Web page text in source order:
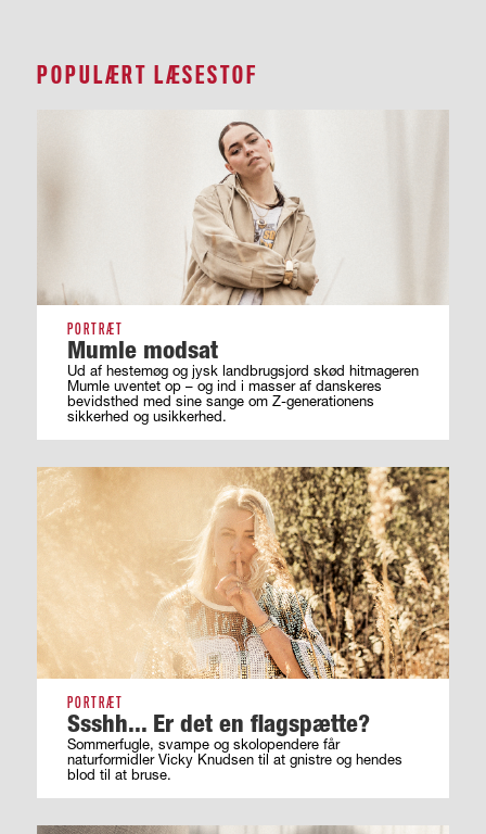
POPULÆRT LÆSESTOF
PORTRÆT
Mumle modsat
Ud af hestemøg og jysk landbrugsjord skød hitmageren
Mumle uventet op – og ind i masser af ­danskeres
bevidsthed med sine sange om ­Z-generationens
sikkerhed og usikkerhed.
PORTRÆT
Ssshh... Er det en flagspætte?
Sommerfugle, svampe og skolopendere får
naturformidler Vicky Knudsen til at gnistre og hendes
blod til at bruse.